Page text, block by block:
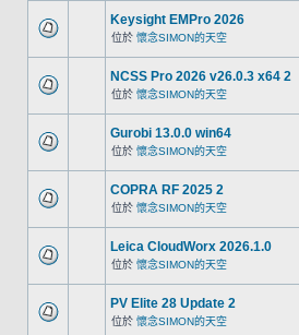
Keysight EMPro 2026
位於 懷念SIMON的天空
NCSS Pro 2026 v26.0.3 x64 2
位於 懷念SIMON的天空
Gurobi 13.0.0 win64
位於 懷念SIMON的天空
COPRA RF 2025 2
位於 懷念SIMON的天空
Leica CloudWorx 2026.1.0
位於 懷念SIMON的天空
PV Elite 28 Update 2
位於 懷念SIMON的天空